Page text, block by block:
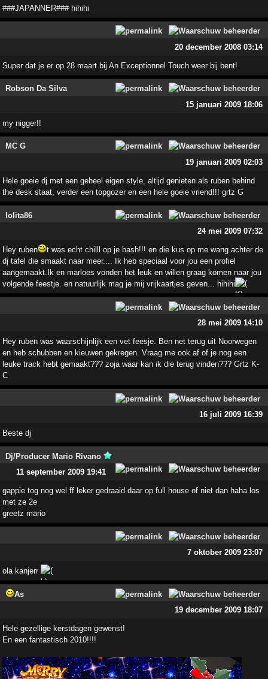
###JAPANNER### hihihi
20 december 2008 03:14
Super dat je er op 28 maart bij An Exceptionnel Touch weer bij bent!
Robson Da Silva
15 januari 2009 18:06
my nigger!!
MC G
19 januari 2009 02:03
Hele goeie dj met een geheel eigen style, altijd genieten als ruben behind
the desk staat, verder een topgozer en een hele goeie vriend!!! grtz G
lolita86
24 mei 2009 07:32
Hey ruben
t was echt chilll op je bash!!! en die kus op me wang achter de
dj tafel die smaakt naar meer.... Ik heb speciaal voor jou een profiel
aangemaakt.Ik en marloes vonden het leuk en willen graag komen naar jou
volgende feestje. en natuurlijk mag je mij vrijkaartjes geven... hihihi
28 mei 2009 14:10
Hey ruben was waarschijnlijk een vet feesje. Ben net terug uit Noorwegen
en heb schubben en kieuwen gekregen. Vraag me ook af of je nog een
leuke track hebt gemaakt??? zoja waar kan ik die terug vinden??? Grtz K-
C
16 juli 2009 16:39
Beste dj
Dj/Producer Mario Rivano
11 september 2009 19:41
gappie tog nog wel ff leker gedraaid daar op full house of niet dan haha los
met ze 2e
greetz mario
7 oktober 2009 23:07
ola kanjerr
As
19 december 2009 18:07
Hele gezellige kerstdagen gewenst!
En een fantastisch 2010!!!!